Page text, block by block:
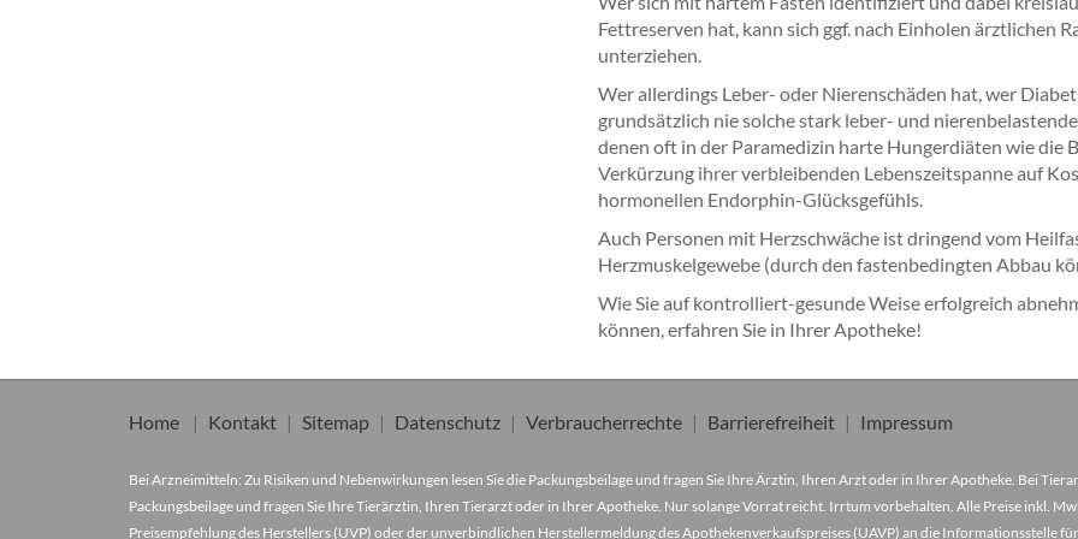
Fettreserven hat, kann sich ggf. nach Einholen ärztlichen
unterziehen.
Wer allerdings Leber- oder Nierenschäden hat, wer
grundsätzlich nie solche stark leber- und
denen oft in der Paramedizin harte Hungerdiäten wie die
Verkürzung ihrer verbleibenden Lebenszeitspanne auf
hormonellen Endorphin-Glücksgefühls.
Auch Personen mit Herzschwäche ist dringend vom
Herzmuskelgewebe (durch den fastenbedingten Abbau
Wie Sie auf kontrolliert-gesunde Weise erfolgreich
können, erfahren Sie in Ihrer Apotheke!
Home Kontakt Sitemap Datenschutz Verbraucherrechte Barrierefreiheit Impressum
Bei Arzneimitteln: Zu Risiken und Nebenwirkungen lesen Sie die Packungsbeilage und fragen Sie Ihre Ärztin, Ihren Arzt oder in Ihrer Apotheke. Bei
Packungsbeilage und fragen Sie Ihre Tierärztin, Ihren Tierarzt oder in Ihrer Apotheke. Nur solange Vorrat reicht. Irrtum vorbehalten. Alle Preise inkl.
Preisempfehlung des Herstellers (UVP) oder der unverbindlichen Herstellermeldung des Apothekenverkaufspreises (UAVP) an die Informationsstelle